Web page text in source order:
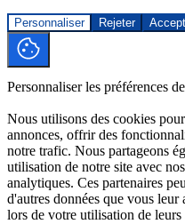
Personnaliser Rejeter
Personnaliser les préférences
Nous utilisons des cookies
annonces, offrir des
notre trafic. Nous partageons
utilisation de notre site avec
analytiques. Ces partenaires
d'autres données que vous
lors de votre utilisation de leurs